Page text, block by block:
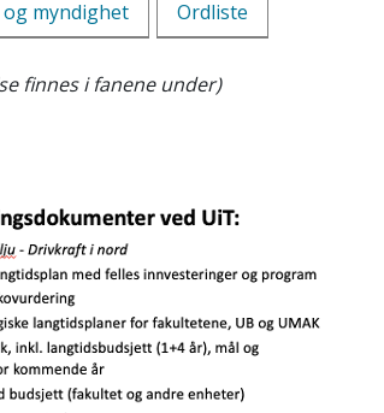
myndighet Ordliste
finnes i fanene under)